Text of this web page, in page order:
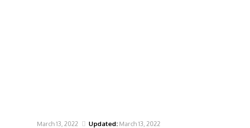
March 13, 2022 Updated: March 13, 2022